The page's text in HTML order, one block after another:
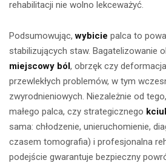
rehabilitacji nie wolno lekceważyć.
Podsumowując,wybicie palca to
stabilizujących staw. Bagatelizowanie
miejscowy ból, obrzęk czy
przewlekłych problemów, w tym
zwyrodnieniowych. Niezależnie od
małego palca, czy strategicznego
sama: chłodzenie, unieruchomienie,
czasem tomografia) i profesjonalna
podejście gwarantuje bezpieczny